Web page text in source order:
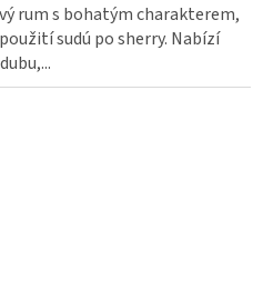
rum s bohatým charakterem,
sudú po sherry. Nabízí